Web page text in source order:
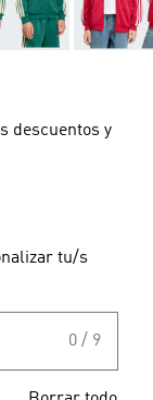
descuentos y
tu/s
0 / 9